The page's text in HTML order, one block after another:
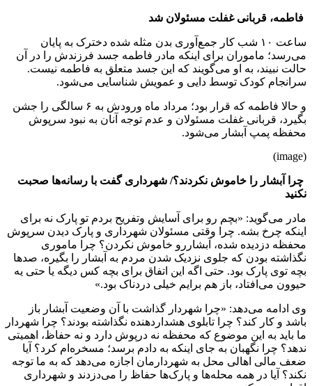
فاطمه، قربانی غفلت مسئولان شد
ساعت ۱۰ شب کار جمع‌آوری بدن مثله شده دخترک به پایان
می‌رسد؛ ماموران برای اینکه مادر فاطمه جسد فرزندش را در آن
حالت نبیند، به او می‌گویند که این جسد متعلق به فاطمه نیست.
سرانجام کودک توسط دایی‌ و عمویش شناسایی می‌شود.
و حالا فاطمه که قرار بود؛ مرداد ماه ورودش به ۶ سالگی را جشن
بگیرد، قربانی غفلت مسئولان و عدم توجه آنان به نبود سرپوش
محفظه پمپ آبشار می‌شود.
(image)
چرا آبشار را خاموش نکردند؟/ شهرداری گفت با رسانه‌ها صحبت
نکنید
مادر می‌گوید: «بچم رو برای آسایش وتفریح بردم تو پارک نه برای
اینکه چرخ بشه. چرا وقتی مسئولان شهرداری و پارک دیدن سرپوش
محفظه دزدیده شده، آبشاررو خاموش نکردن؟ چرا ماموری
نگذاشته بودن که جلوی نزدیک شدن مردم به آبشار را بگیره، صدها
بچه توی پارک بود. حتی اگه این اتفاق برای بچه کس دیگه یا حتی یه
حیوون می‌افتاد، باز هم برایم خیلی دردناک بود.»
وی ادامه می‌دهد: «چرا شهردار گذاشت با آن وضعیت آبشار باز
باشد و کار کند؟ چرا تابلوی هشداردهنده نگذاشته بودند؟ چرا شهردار
ما باید به این موضوع که محفظه نه درپوش دارد و نه حفاظ، اهمیتی
ندهد؟ چرا نگهبان به جای اینکه به دادم برسد؛ مسخره‌ام کرد؟ آیا
ضعف مالی اهالی محل به شهردارمان اجازه می‌دهد که به ما توجه
نکند؟ آیا در همه محله‌ها و پارک‌ها حفاظ را می‌دزدند و شهرداری